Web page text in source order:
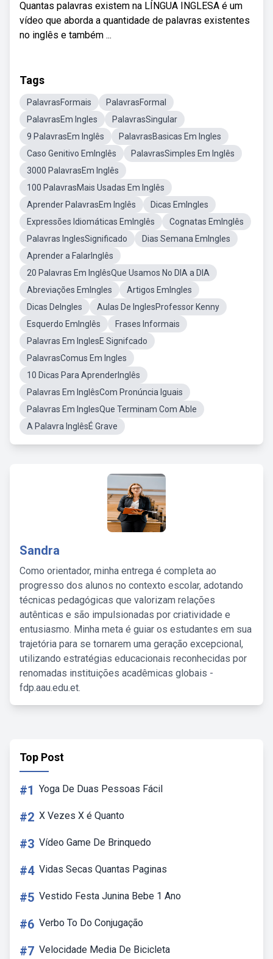
Quantas palavras existem na LÍNGUA INGLESA é um
vídeo que aborda a quantidade de palavras existentes
no inglês e também ...
Tags
PalavrasFormais
PalavrasFormal
PalavrasEm Ingles
PalavrasSingular
9 PalavrasEm Inglês
PalavrasBasicas Em Ingles
Caso Genitivo EmInglês
PalavrasSimples Em Inglês
3000 PalavrasEm Inglês
100 PalavrasMais Usadas Em Inglês
Aprender PalavrasEm Inglês
Dicas EmIngles
Expressões Idiomáticas EmInglês
Cognatas EmInglês
Palavras InglesSignificado
Dias Semana EmIngles
Aprender a FalarInglês
20 Palavras Em InglêsQue Usamos No DIA a DIA
Abreviações EmIngles
Artigos EmIngles
Dicas DeIngles
Aulas De InglesProfessor Kenny
Esquerdo EmInglês
Frases Informais
Palavras Em InglesE Signifcado
PalavrasComus Em Ingles
10 Dicas Para AprenderInglês
Palavras Em InglêsCom Pronúncia Iguais
Palavras Em InglesQue Terminam Com Able
A Palavra InglêsÉ Grave
Sandra
Como orientador, minha entrega é completa ao
progresso dos alunos no contexto escolar, adotando
técnicas pedagógicas que valorizam relações
autênticas e são impulsionadas por criatividade e
entusiasmo. Minha meta é guiar os estudantes em sua
trajetória para se tornarem uma geração excepcional,
utilizando estratégias educacionais reconhecidas por
renomadas instituições acadêmicas globais -
fdp.aau.edu.et.
Top Post
#1 Yoga De Duas Pessoas Fácil
#2 X Vezes X é Quanto
#3 Vídeo Game De Brinquedo
#4 Vidas Secas Quantas Paginas
#5 Vestido Festa Junina Bebe 1 Ano
#6 Verbo To Do Conjugação
#7 Velocidade Media De Bicicleta